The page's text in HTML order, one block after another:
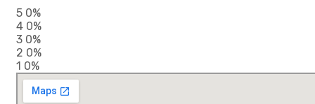
5 0%
4 0%
3 0%
2 0%
1 0%